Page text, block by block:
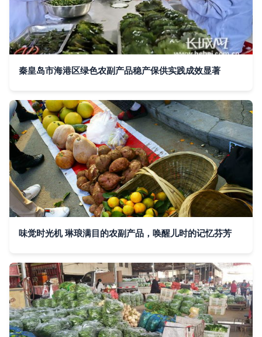
秦皇岛市海港区绿色农副产品稳产保供实践成效显著
味觉时光机 琳琅满目的农副产品，唤醒儿时的记忆芬芳